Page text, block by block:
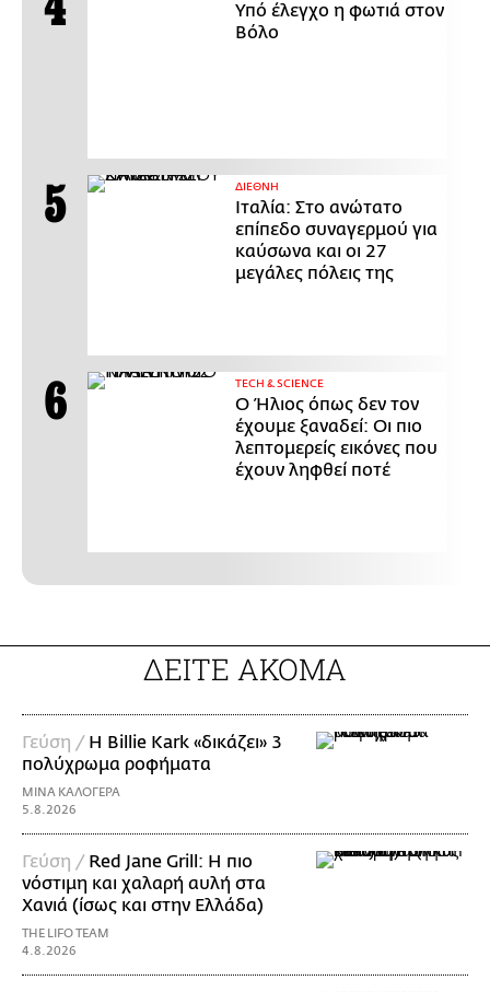
Υπό έλεγχο η φωτιά στον
Βόλο
ΔΙΕΘΝΗ
Ιταλία: Στο ανώτατο
επίπεδο συναγερμού για
καύσωνα και οι 27
μεγάλες πόλεις της
ΤECH & SCIENCE
Ο Ήλιος όπως δεν τον
έχουμε ξαναδεί: Οι πιο
λεπτομερείς εικόνες που
έχουν ληφθεί ποτέ
ΔΕΙΤΕ ΑΚΟΜΑ
Γεύση / H Billie Kark «δικάζει» 3
πολύχρωμα ροφήματα
ΜΙΝΑ ΚΑΛΟΓΕΡΑ
5.8.2026
Γεύση / Red Jane Grill: Η πιο
νόστιμη και χαλαρή αυλή στα
Χανιά (ίσως και στην Ελλάδα)
THE LIFO TEAM
4.8.2026